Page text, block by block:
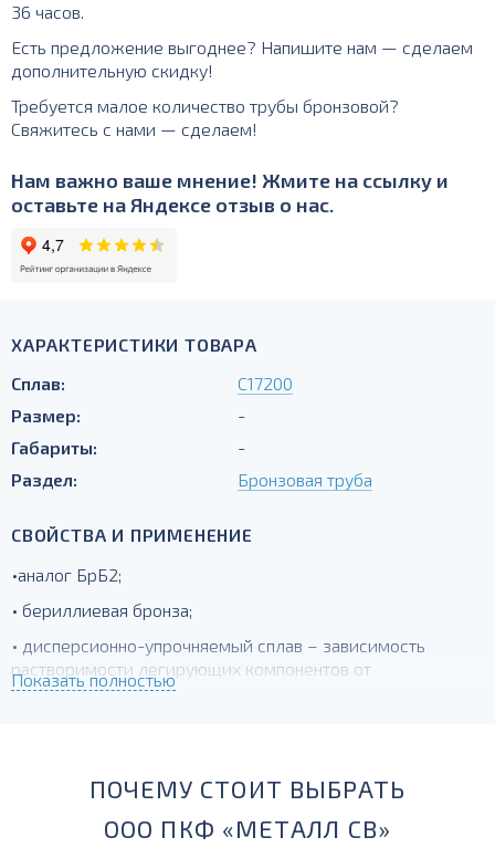
36 часов.
Есть предложение выгоднее? Напишите нам — сделаем
дополнительную скидку!
Требуется малое количество трубы бронзовой?
Свяжитесь с нами — сделаем!
Нам важно ваше мнение! Жмите на ссылку и
оставьте на Яндексе отзыв о нас.
ХАРАКТЕРИСТИКИ ТОВАРА
Сплав:
С17200
Размер:
-
Габариты:
-
Раздел:
Бронзовая труба
СВОЙСТВА И ПРИМЕНЕНИЕ
•аналог БрБ2;
• бериллиевая бронза;
• дисперсионно-упрочняемый сплав – зависимость
растворимости легирующих компонентов от
температуры;
пружинящих деталей ответственного назначения.
Показать полностью
ПОЧЕМУ СТОИТ ВЫБРАТЬ
ООО ПКФ «МЕТАЛЛ СВ»